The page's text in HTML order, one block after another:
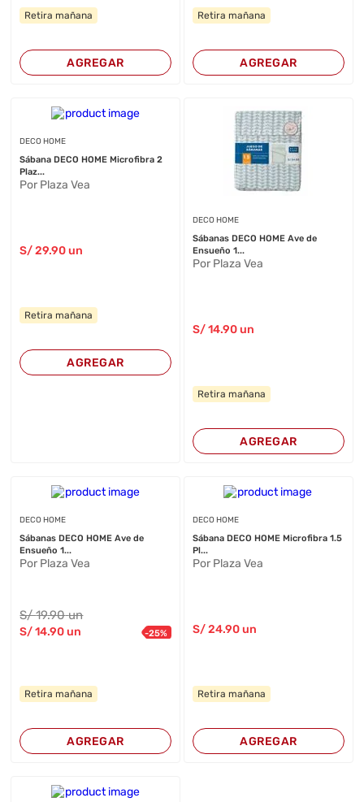
Retira mañana
AGREGAR
Retira mañana
AGREGAR
DECO HOME
Sábana DECO HOME Microfibra 2
Plaz...
Por Plaza Vea
S/29.90 un
Retira mañana
AGREGAR
DECO HOME
Sábanas DECO HOME Ave de
Ensueño 1...
Por Plaza Vea
S/14.90un
Retira mañana
AGREGAR
DECO HOME
Sábanas DECO HOME Ave de
Ensueño 1...
Por Plaza Vea
S/19.90 un
S/14.90 un -25%
Retira mañana
AGREGAR
DECO HOME
Sábana DECO HOME Microfibra 1.5
Pl...
Por Plaza Vea
S/24.90un
Retira mañana
AGREGAR